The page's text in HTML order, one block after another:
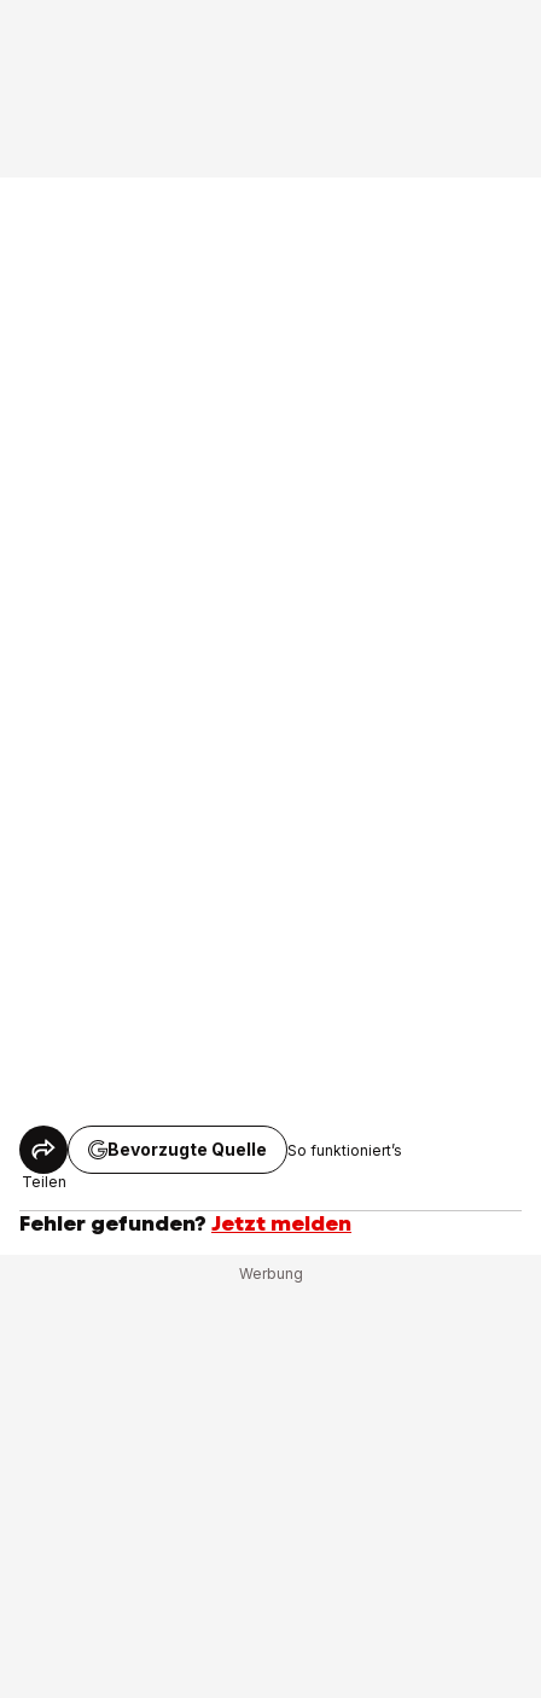
Teilen
Bevorzugte Quelle So funktioniert’s
Fehler gefunden? Jetzt melden